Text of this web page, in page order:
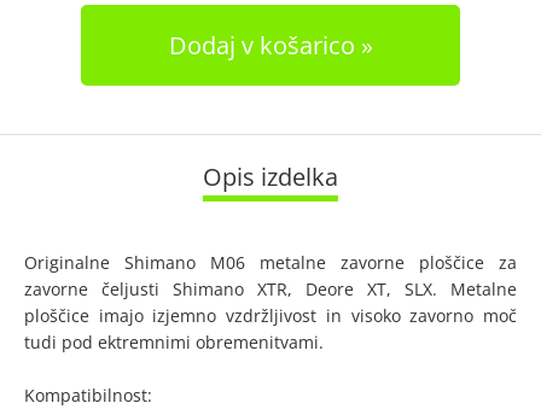
Dodaj v košarico
Opis izdelka
Originalne Shimano M06 metalne zavorne ploščice za
zavorne čeljusti Shimano XTR, Deore XT, SLX. Metalne
ploščice imajo izjemno vzdržljivost in visoko zavorno moč
tudi pod ektremnimi obremenitvami.
Kompatibilnost: